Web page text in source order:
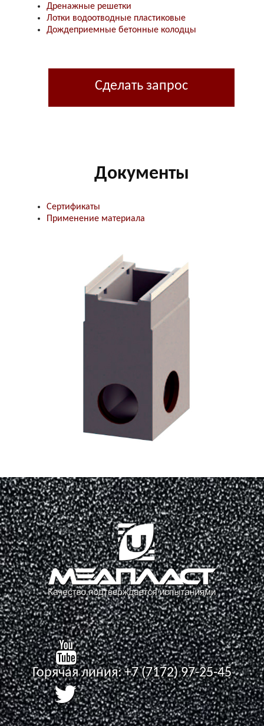
Дренажные решетки
Лотки водоотводные пластиковые
Дождеприемные бетонные колодцы
Сделать запрос
Документы
Сертификаты
Применение материала
Горячая линия:+7 (7172) 97-25-45